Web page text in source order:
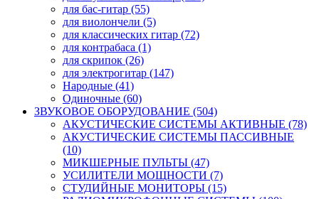
для бас-гитар (55)
для виолончели (5)
для классических гитар (72)
для контрабаса (1)
для скрипок (26)
для электрогитар (147)
Народные (41)
Одиночные (60)
ЗВУКОВОЕ ОБОРУДОВАНИЕ (504)
АКУСТИЧЕСКИЕ СИСТЕМЫ АКТИВНЫЕ (78)
АКУСТИЧЕСКИЕ СИСТЕМЫ ПАССИВНЫЕ
(10)
МИКШЕРНЫЕ ПУЛЬТЫ (47)
УСИЛИТЕЛИ МОЩНОСТИ (7)
СТУДИЙНЫЕ МОНИТОРЫ (15)